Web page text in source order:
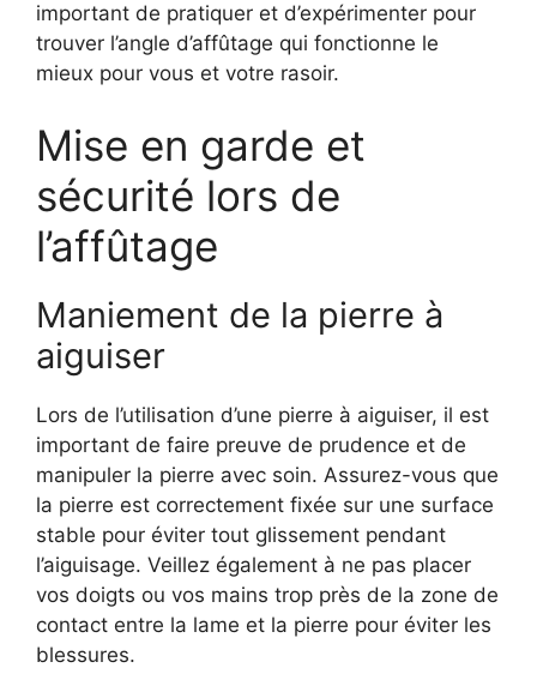
important de pratiquer et d’expérimenter pour
trouver l’angle d’affûtage qui fonctionne le
mieux pour vous et votre rasoir.
Mise en garde et
sécurité lors de
l’affûtage
Maniement de la pierre à
aiguiser
Lors de l’utilisation d’une pierre à aiguiser, il est
important de faire preuve de prudence et de
manipuler la pierre avec soin. Assurez-vous que
la pierre est correctement fixée sur une surface
stable pour éviter tout glissement pendant
l’aiguisage. Veillez également à ne pas placer
vos doigts ou vos mains trop près de la zone de
contact entre la lame et la pierre pour éviter les
blessures.